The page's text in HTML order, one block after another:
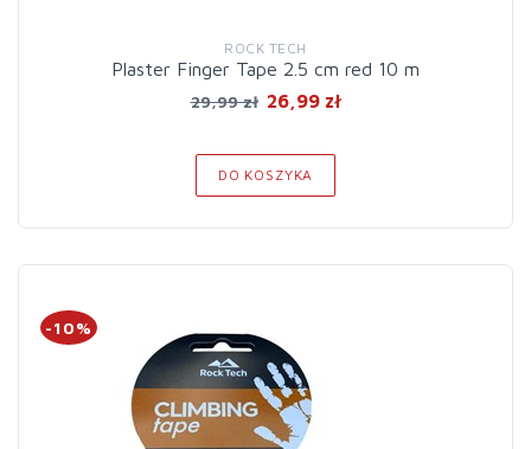
ROCK TECH
Plaster Finger Tape 2.5 cm red 10 m
29,99 zł 26,99 zł
DO KOSZYKA
-10%